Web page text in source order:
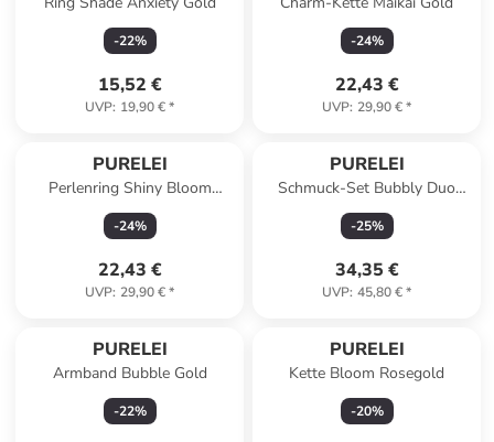
-22%
15,52 €
UVP: 19,90 €*
-24%
22,43 €
UVP: 29,90 €*
PURELEI
Perlenring Shiny Bloom
Rosegold
-24%
22,43 €
UVP: 29,90 €*
PURELEI
Schmuck-Set Bubbly Duo
Gold
-25%
34,35 €
UVP: 45,80 €*
PURELEI
Armband Bubble Gold
-22%
PURELEI
Kette Bloom Rosegold
-20%